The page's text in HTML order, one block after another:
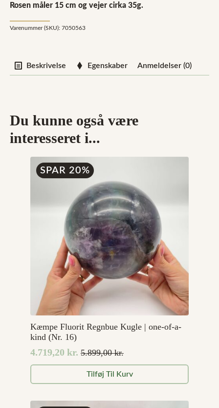
Rosen måler 15 cm og vejer cirka 35g.
Varenummer (SKU): 7050563
Beskrivelse Egenskaber Anmeldelser (0)
Du kunne også være
interesseret i...
SPAR 20%
Kæmpe Fluorit Regnbue Kugle | one-of-a-
kind (Nr. 16)
5.899,00kr.
Den
oprindelige
pris
5.899,00 kr..
4.719,20 kr.
Den
aktuelle
pris
4.719,20 kr..
Tilføj Til Kurv